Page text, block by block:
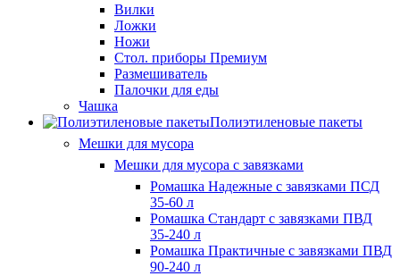
Вилки
Ложки
Ножи
Стол. приборы Премиум
Размешиватель
Палочки для еды
Чашка
Полиэтиленовые пакеты
Мешки для мусора
Мешки для мусора с завязками
Ромашка Надежные с завязками ПСД
35-60 л
Ромашка Стандарт с завязками ПВД
35-240 л
Ромашка Практичные с завязками ПВД
90-240 л